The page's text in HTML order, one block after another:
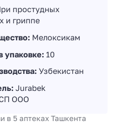
простудных
и гриппе
Мелоксикам
упаковке: 10
Узбекистан
Jurabek
ООО
в 5 аптеках Ташкента